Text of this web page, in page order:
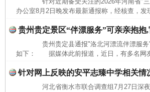
办公室8月2日晚发布最新通报称，经核查，
贵州贵定景区“伴漂服务”可亲亲抱抱
贵州贵定县通报"洛北河漂流伴漂服务"
如下： 据媒体此前报道，近日，有多名网
针对网上反映的安平志臻中学相关情
河北省衡水市联合调查组7月27日深